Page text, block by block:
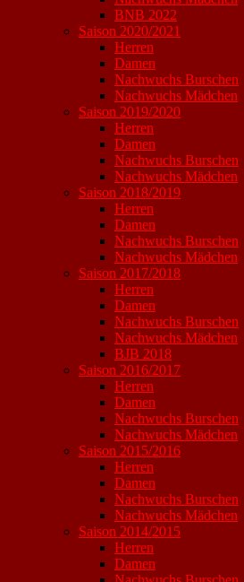
BNB 2022
Saison 2020/2021
Herren
Damen
Nachwuchs Burschen
Nachwuchs Mädchen
Saison 2019/2020
Herren
Damen
Nachwuchs Burschen
Nachwuchs Mädchen
Saison 2018/2019
Herren
Damen
Nachwuchs Burschen
Nachwuchs Mädchen
Saison 2017/2018
Herren
Damen
Nachwuchs Burschen
Nachwuchs Mädchen
BJB 2018
Saison 2016/2017
Herren
Damen
Nachwuchs Burschen
Nachwuchs Mädchen
Saison 2015/2016
Herren
Damen
Nachwuchs Burschen
Nachwuchs Mädchen
Saison 2014/2015
Herren
Damen